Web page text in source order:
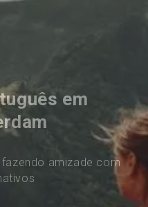
em
fazendo amizade com